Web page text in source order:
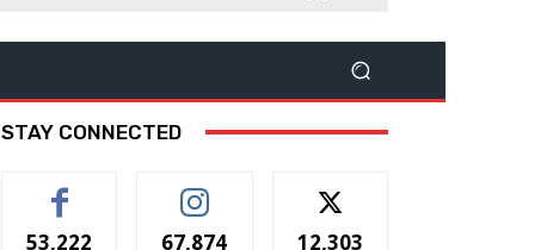
STAY CONNECTED
53,222 67,874 12,303